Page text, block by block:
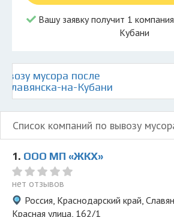
Вашу заявку получит 1
Кубани
мусора после
на-Кубани
Список компаний по вывозу
1. ООО МП «ЖКХ»
нет отзывов
Россия, Краснодарский край,
Красная улица, 162/1